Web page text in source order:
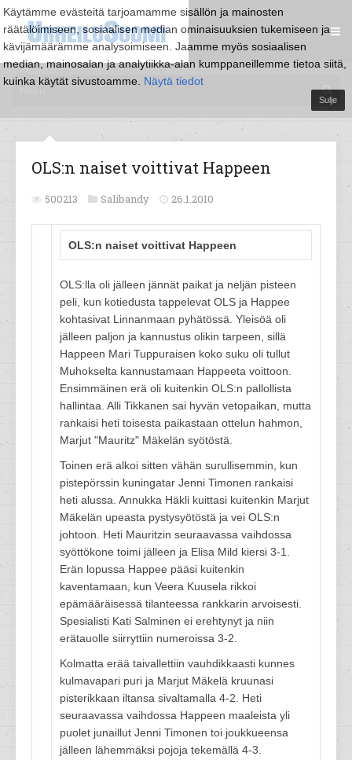
Käytämme evästeitä tarjoamamme sisällön ja mainosten
räätälöimiseen, sosiaalisen median ominaisuuksien tukemiseen ja
kävijämäärämme analysoimiseen. Jaamme myös sosiaalisen
median, mainosalan ja analytiikka-alan kumppaneillemme tietoa siitä,
kuinka käytät sivustoamme. Näytä tiedot
Sulje
OLS:n naiset voittivat Happeen
500213 Salibandy 26.1.2010
OLS:n naiset voittivat Happeen
OLS:lla oli jälleen jännät paikat ja neljän pisteen
peli, kun kotiedusta tappelevat OLS ja Happee
kohtasivat Linnanmaan pyhätössä. Yleisöä oli
jälleen paljon ja kannustus olikin tarpeen, sillä
Happeen Mari Tuppuraisen koko suku oli tullut
Muhokselta kannustamaan Happeeta voittoon.
Ensimmäinen erä oli kuitenkin OLS:n pallollista
hallintaa. Alli Tikkanen sai hyvän vetopaikan, mutta
rankaisi heti toisesta paikastaan ottelun hahmon,
Marjut "Mauritz" Mäkelän syötöstä.
Toinen erä alkoi sitten vähän surullisemmin, kun
pistepörssin kuningatar Jenni Timonen rankaisi
heti alussa. Annukka Häkli kuittasi kuitenkin Marjut
Mäkelän upeasta pystysyötöstä ja vei OLS:n
johtoon. Heti Mauritzin seuraavassa vaihdossa
syöttökone toimi jälleen ja Elisa Mild kiersi 3-1.
Erän lopussa Happee pääsi kuitenkin
kaventamaan, kun Veera Kuusela rikkoi
epämääräisessä tilanteessa rankkarin arvoisesti.
Spesialisti Kati Salminen ei erehtynyt ja niin
erätauolle siirryttiin numeroissa 3-2.
Kolmatta erää taivallettiin vauhdikkaasti kunnes
kulmavapari puri ja Marjut Mäkelä kruunasi
pisterikkaan iltansa sivaltamalla 4-2. Heti
seuraavassa vaihdossa Happeen maaleista yli
puolet junaillut Jenni Timonen toi joukkueensa
jälleen lähemmäksi pojoja tekemällä 4-3.